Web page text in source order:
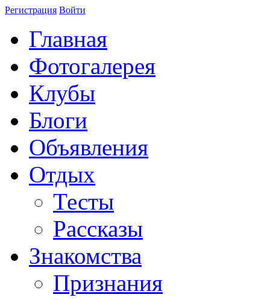
Регистрация Войти
Главная
Фотогалерея
Клубы
Блоги
Объявления
Отдых
Тесты
Рассказы
Знакомства
Признания